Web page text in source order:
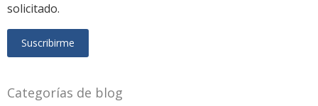
solicitado.
Categorías de blog